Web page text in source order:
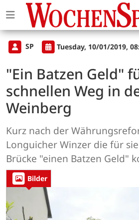
SP Tuesday, 10/01/2019,
"Ein Batzen Geld"
schnellen Weg in
Weinberg
Kurz nach der
Longuicher Winzer die für
Brücke "einen Batzen Geld"
Bilder